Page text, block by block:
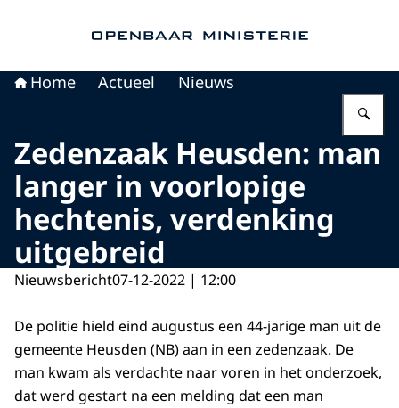
Home Actueel Nieuws
Zedenzaak Heusden: man
langer in voorlopige
hechtenis, verdenking
uitgebreid
Nieuwsbericht07-12-2022 | 12:00
De politie hield eind augustus een 44-jarige man uit de
gemeente Heusden (NB) aan in een zedenzaak. De
man kwam als verdachte naar voren in het onderzoek,
dat werd gestart na een melding dat een man